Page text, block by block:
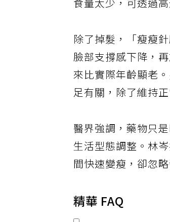
食量太少，可透過
除了掉髮，「瘦瘦
臉部支撐感下降，
來比實際年齡顯老
足有關，除了維持
醫界強調，藥物只
生活型態調整。林
間快速變瘦，卻忽
精華 FAQ